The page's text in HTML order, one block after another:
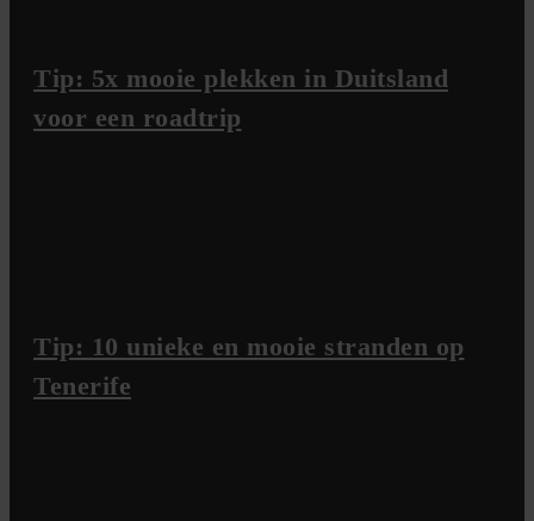
Tip: 5x mooie plekken in Duitsland
voor een roadtrip
Tip: 10 unieke en mooie stranden op
Tenerife